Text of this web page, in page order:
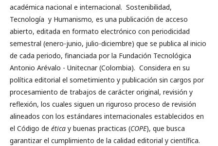
académica nacional e internacional. Sostenibilidad,
Tecnología y Humanismo, es una publicación de acceso
abierto, editada en formato electrónico con periodicidad
semestral (enero-junio, julio-diciembre) que se publica al inicio
de cada periodo, financiada por la Fundación Tecnológica
Antonio Arévalo - Unitecnar (Colombia). Considera en su
política editorial el sometimiento y publicación sin cargos por
procesamiento de trabajos de carácter original, revisión y
reflexión, los cuales siguen un riguroso proceso de revisión
alineados con los estándares internacionales establecidos en
el Código de ética y buenas practicas (COPE), que busca
garantizar el cumplimiento de la calidad editorial y científica.